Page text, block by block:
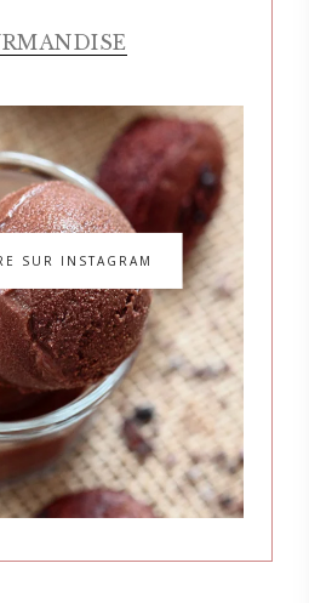
SUR INSTAGRAM